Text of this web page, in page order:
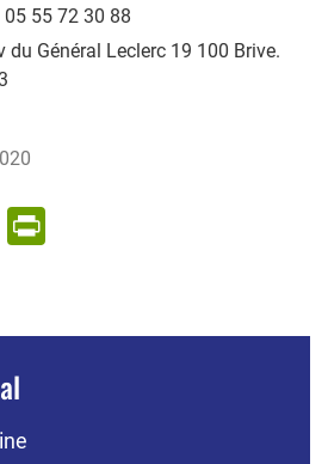
55 72 30 88
du Général Leclerc 19 100 Brive.
Email